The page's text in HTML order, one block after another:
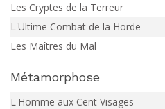
Les Cryptes de la Terreur
L'Ultime Combat de la Horde
Les Maîtres du Mal
Métamorphose
L'Homme aux Cent Visages